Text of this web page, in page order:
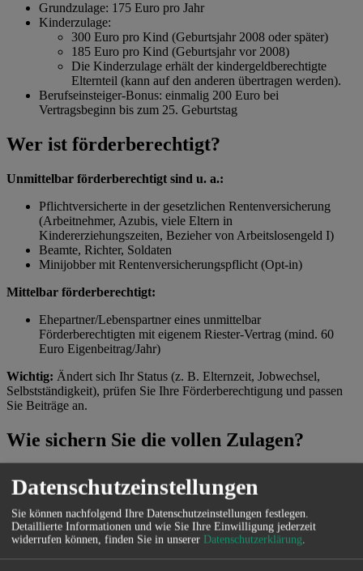
Grundzulage: 175 Euro pro Jahr
Kinderzulage:
300 Euro pro Kind (Geburtsjahr 2008 oder später)
185 Euro pro Kind (Geburtsjahr vor 2008)
Die Kinderzulage erhält der kindergeldberechtigte
Elternteil (kann auf den anderen übertragen werden).
Berufseinsteiger-Bonus: einmalig 200 Euro bei
Vertragsbeginn bis zum 25. Geburtstag
Wer ist förderberechtigt?
Unmittelbar förderberechtigt sind u. a.:
Pflichtversicherte in der gesetzlichen Rentenversicherung
(Arbeitnehmer, Azubis, viele Eltern in
Kindererziehungszeiten, Bezieher von Arbeitslosengeld I)
Beamte, Richter, Soldaten
Minijobber mit Rentenversicherungspflicht (Opt-in)
Mittelbar förderberechtigt:
Ehepartner/Lebenspartner eines unmittelbar
Förderberechtigten mit eigenem Riester-Vertrag (mind. 60
Euro Eigenbeitrag/Jahr)
Wichtig: Ändert sich Ihr Status (z. B. Elternzeit, Jobwechsel,
Selbstständigkeit), prüfen Sie Ihre Förderberechtigung und passen
Sie Beiträge an.
Wie sichern Sie die vollen Zulagen?
Mindestbeitrag
Zahlen Sie pro Jahr 4 % Ihres rentenversicherungspflichtigen
Vorjahresbruttoeinkommens (max. 2.100 Euro inkl. Zulagen),
mindestens jedoch 60 Euro Eigenbeitrag.
Datenschutzeinstellungen
Sie können nachfolgend Ihre Datenschutzeinstellungen festlegen.
Detaillierte Informationen und wie Sie Ihre Einwilligung jederzeit
widerrufen können, finden Sie in unserer Datenschutzerklärung.